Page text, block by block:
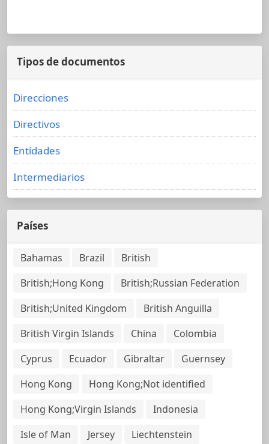
Tipos de documentos
Direcciones
Directivos
Entidades
Intermediarios
Países
Bahamas Brazil
British
British;Hong Kong
British;Russian Federation
British;United Kingdom
British Anguilla
British Virgin Islands
China
Colombia
Cyprus
Ecuador Gibraltar
Guernsey
Hong Kong
Hong Kong;Not identified
Hong Kong;Virgin Islands
Indonesia
Isle of Man
Jersey
Liechtenstein